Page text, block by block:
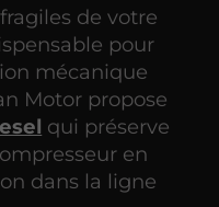
de votre
pour
mécanique
Motor propose
qui préserve
en
dans la ligne